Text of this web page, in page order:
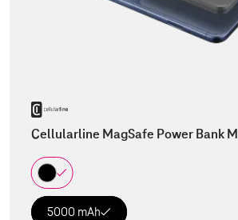
Cellularline MagSafe Power Bank
5000 mAh